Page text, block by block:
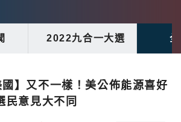
2022九合一大選
國】又不一樣！美公佈能源喜好
民意見大不同